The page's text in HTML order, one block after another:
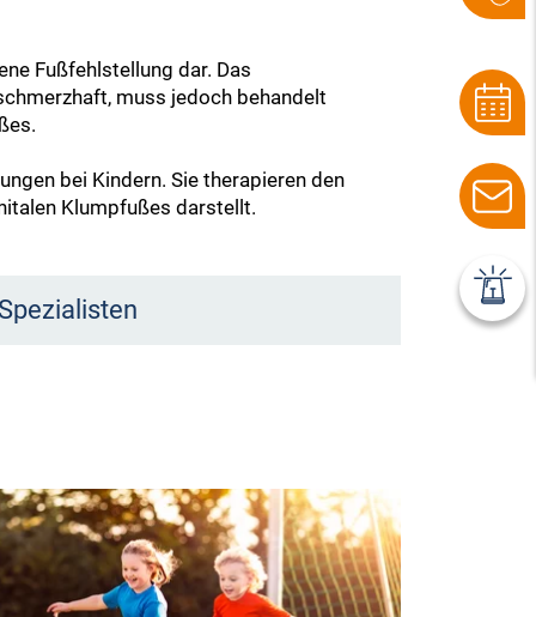
Fußfehlstellung dar. Das
muss jedoch behandelt
bei Kindern. Sie therapieren den
Klumpfußes darstellt.
Spezialisten